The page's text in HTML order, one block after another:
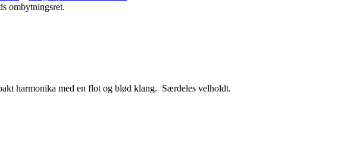
ombytningsret.
harmonika med en flot og blød klang. Særdeles velholdt.